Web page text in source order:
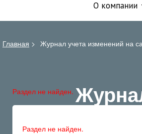
О компании
Главная > Журнал учета изменений на
Раздел не найден.
Раздел не найден.